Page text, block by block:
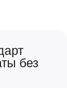
без